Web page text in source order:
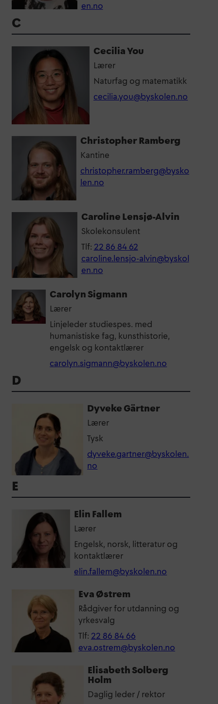
en.no
C
Cecilia You
Lærer
Naturfag og matematikk
cecilia.you@byskolen.no
Christopher Ramberg
Kantine
christopher.ramberg@bysko
len.no
Caroline Lensjø-Alvin
Skolekonsulent
Tlf: 22 86 84 62
caroline.lensjo-alvin@byskol
en.no
Carolyn Sigmann
Lærer
Linjeleder studiespes. med
humanistiske fag, kunsthistorie,
engelsk og kontaktlærer
carolyn.sigmann@byskolen.no
D
Dyveke Gärtner
Lærer
Tysk
dyveke.gartner@byskolen.
no
E
Elin Fallem
Lærer
Engelsk, norsk, litteratur og
kontaktlærer
elin.fallem@byskolen.no
Eva Østrem
Rådgiver for utdanning og
yrkesvalg
Tlf: 22 86 84 66
eva.ostrem@byskolen.no
Elisabeth Solberg
Holm
Daglig leder / rektor